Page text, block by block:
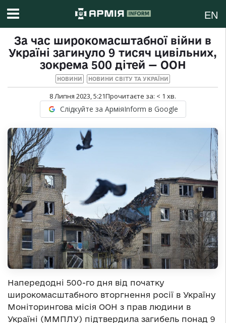
EN
За час широкомасштабної війни в
Україні загинуло 9 тисяч цивільних,
зокрема 500 дітей — ООН
НОВИНИ НОВИНИ СВІТУ ТА УКРАЇНИ
8 Липня 2023, 5:21Прочитаєте за: < 1 хв.
Слідкуйте за АрміяInform в Google
Напередодні 500-го дня від початку
широкомасштабного вторгнення росії в Україну
Моніторингова місія ООН з прав людини в
Україні (ММПЛУ) підтвердила загибель понад 9